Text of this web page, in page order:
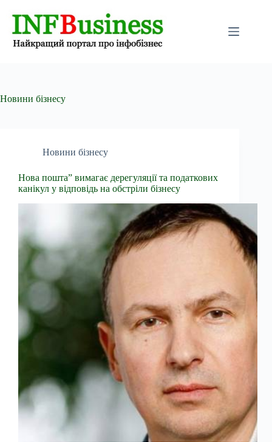
Новини бізнесу
Новини бізнесу
Нова пошта” вимагає дерегуляції та податкових
канікул у відповідь на обстріли бізнесу